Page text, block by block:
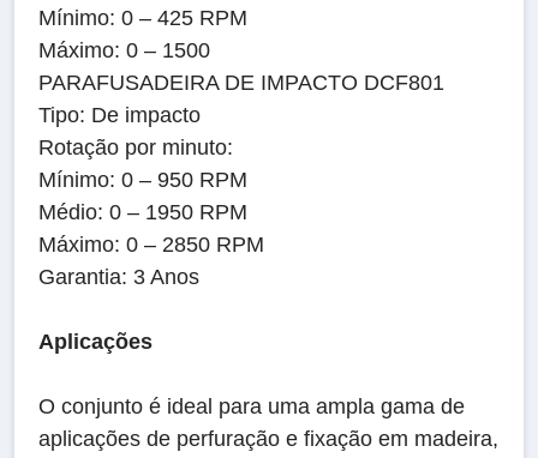
Mínimo: 0 – 425 RPM
Máximo: 0 – 1500
PARAFUSADEIRA DE IMPACTO DCF801
Tipo: De impacto
Rotação por minuto:
Mínimo: 0 – 950 RPM
Médio: 0 – 1950 RPM
Máximo: 0 – 2850 RPM
Garantia: 3 Anos
Aplicações
O conjunto é ideal para uma ampla gama de
aplicações de perfuração e fixação em madeira,